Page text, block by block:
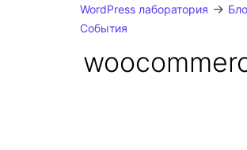
WordPress лаборатория →
События